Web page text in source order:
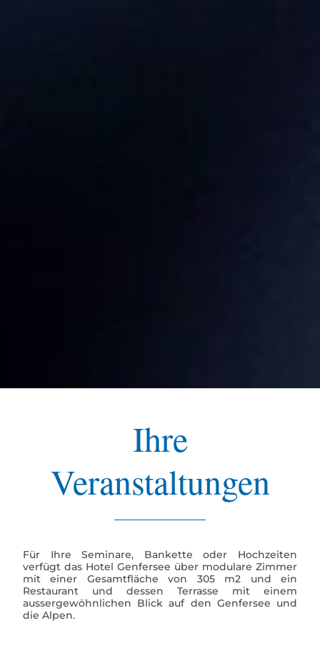
Ihre
Veranstaltungen
Für Ihre Seminare, Bankette oder Hochzeiten
verfügt das Hotel Genfersee über modulare Zimmer
mit einer Gesamtfläche von 305 m2 und ein
Restaurant und dessen Terrasse mit einem
aussergewöhnlichen Blick auf den Genfersee und
die Alpen.